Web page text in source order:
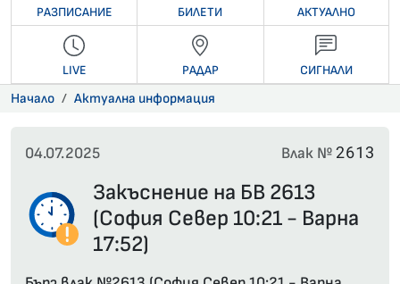
РАЗПИСАНИЕ БИЛЕТИ АКТУАЛНО
LIVE РАДАР СИГНАЛИ
Начало Актуална информация
04.07.2025 Влак №2613
Закъснение на БВ 2613
(София Север 10:21 - Варна
17:52)